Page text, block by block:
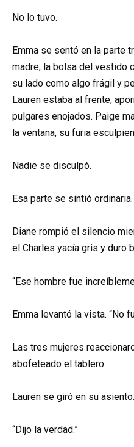
No lo tuvo.
Emma se sentó en la parte
madre, la bolsa del vestido
su lado como algo frágil y
Lauren estaba al frente,
pulgares enojados. Paige
la ventana, su furia
Nadie se disculpó.
Esa parte se sintió ordinaria.
Diane rompió el silencio
el Charles yacía gris y duro
“Ese hombre fue
Emma levantó la vista. “No
Las tres mujeres
abofeteado el tablero.
Lauren se giró en su
“Dijo la verdad.”